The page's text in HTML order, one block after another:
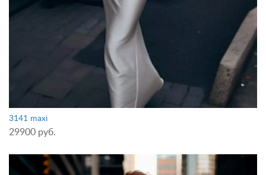
3141 maxi
29900 руб.